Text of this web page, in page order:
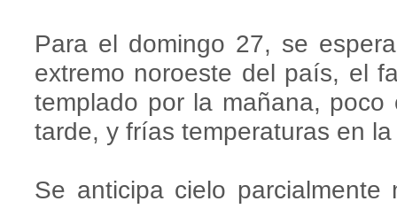
Para el domingo 27, se
extremo noroeste del país, el
templado por la mañana,
tarde, y frías temperaturas en
Se anticipa cielo